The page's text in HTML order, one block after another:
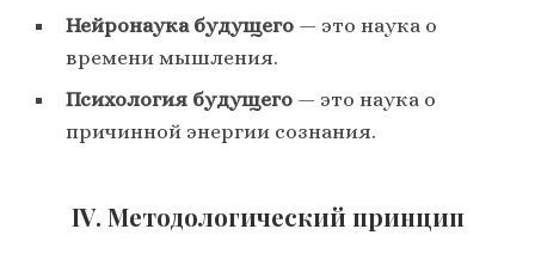
Нейронаука будущего — это наука о
времени мышления.
Психология будущего — это наука о
причинной энергии сознания.
IV. Методологический принцип